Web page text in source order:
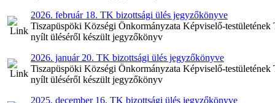
2026. február 18. TK bizottsági ülés jegyzőkönyve
Tiszapüspöki Községi Önkormányzata Képviselő-
nyílt üléséről készült jegyzőkönyv
2026. január 20. TK bizottsági ülés jegyzőkönyve
Tiszapüspöki Községi Önkormányzata Képviselő-
nyílt üléséről készült jegyzőkönyv
2025. december 16. TK bizottsági ülés jegyzőkönyve